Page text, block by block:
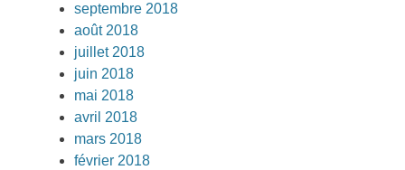
septembre 2018
août 2018
juillet 2018
juin 2018
mai 2018
avril 2018
mars 2018
février 2018